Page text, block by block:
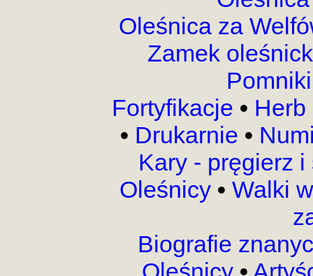
Oleśnica za
Zamek
Fortyfikacje •
• Drukarnie •
Kary - pręgierz
Oleśnicy • Walki
Biografie